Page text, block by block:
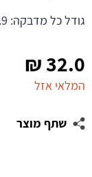
32.0
₪
המלאי אזל
שתף מוצר
גודל כל מדבקה: 9.9 * 6.5 ס”מ